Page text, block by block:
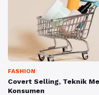
FASHION
Covert Selling, Teknik
Konsumen